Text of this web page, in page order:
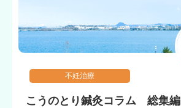
不妊治療
こうのとり鍼灸コラム 総集編